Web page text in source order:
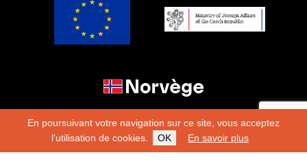
En poursuivant votre navigation sur ce site, vous acceptez
l'utilisation de cookies.
OK En savoir plus